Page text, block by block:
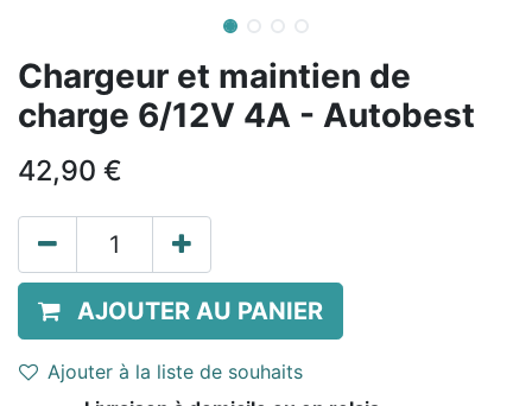
Chargeur et maintien de
charge 6/12V 4A - Autobest
42,90 €
AJOUTER AU PANIER
Ajouter à la liste de souhaits